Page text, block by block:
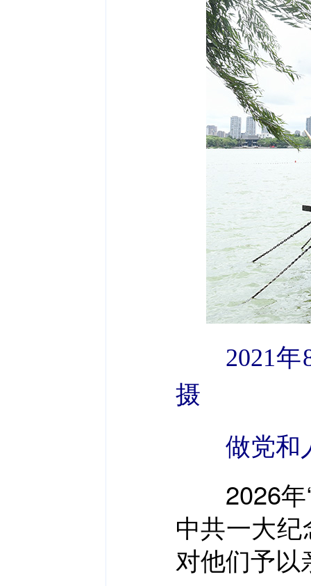
2021
摄
做党和
2026年“
中共一大
对他们予以